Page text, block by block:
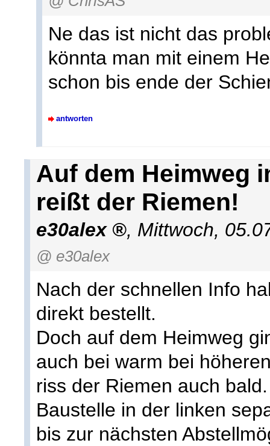
Ne das ist nicht das
könnta man mit einem
schon bis ende der
antworten
Auf dem Heimweg
reißt der Riemen!
e30alex , Mittwoch,
@ e30alex
Nach der schnellen Info
direkt bestellt.
Doch auf dem Heimweg
auch bei warm bei
riss der Riemen auch
Baustelle in der linken
bis zur nächsten